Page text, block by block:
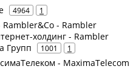
4964 1
- Rambler
холдинг - Rambler
Групп
1001 1
- MaximaTelecom